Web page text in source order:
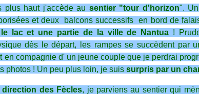
plus haut j'accède au sentier "tour d'horizon".
et deux balcons successifs en bord de
lac et une partie de la ville de Nantua !
dès le départ, les rampes se succèdent par
en compagnie d' un jeune couple que je perdrai
photos ! Un peu plus loin, je suissurpris par un
direction des Fècles, je parviens au sentier qui